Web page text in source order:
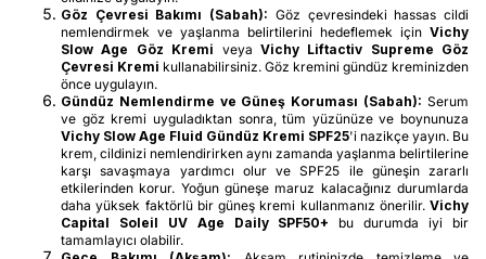
Göz Çevresi Bakımı (Sabah): Göz çevresindeki hassas cildi
nemlendirmek ve yaşlanma belirtilerini hedeflemek için Vichy
Slow Age Göz Kremi veya Vichy Liftactiv Supreme Göz
Çevresi Kremi kullanabilirsiniz. Göz kremini gündüz kreminizden
önce uygulayın.
Gündüz Nemlendirme ve Güneş Koruması (Sabah): Serum
ve göz kremi uyguladıktan sonra, tüm yüzünüze ve boynunuza
Vichy Slow Age Fluid Gündüz Kremi SPF25'i nazikçe yayın. Bu
krem, cildinizi nemlendirirken aynı zamanda yaşlanma belirtilerine
karşı savaşmaya yardımcı olur ve SPF25 ile güneşin zararlı
etkilerinden korur. Yoğun güneşe maruz kalacağınız durumlarda
daha yüksek faktörlü bir güneş kremi kullanmanız önerilir. Vichy
Capital Soleil UV Age Daily SPF50+ bu durumda iyi bir
tamamlayıcı olabilir.